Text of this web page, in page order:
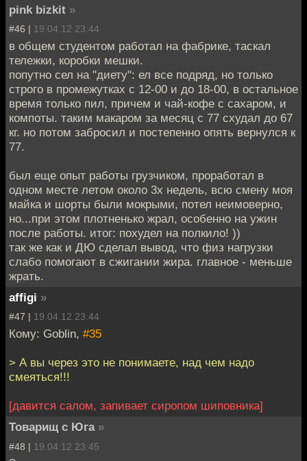
pink bizkit »
#46 | 19.04.12 23:44
в общем студентом работал на фабрике, таскал
тележки, коробки мешки.
попутно сел на "диету": ел все подряд, но только
строго в промежутках с 12-00 и до 18-00, в остальное
время только пил, причем и чай-кофе с сахаром, и
компоты. таким макаром за месяц с 77 схудал до 67
кг. но потом забросил и постепенно опять вернулся к
77.
был еще опыт работы грузчиком, проработал в
одном месте летом около 3х недель, всю смену моя
майка и шорты были мокрыми, потел неимоверно,
но...при этом плотненько жрал, особенно на ужин
после работы. итог: похудел на полкило! ))
так же как и ДЮ сделал вывод, что физ нагрузки
слабо помогают в сжигании жира. главное - меньше
жрать.
affigi »
#47 | 19.04.12 23:44
Кому: Goblin, #35
> А вы через это не понимаете, над чем надо
смеяться!!!
[давится салом, запивает сиропом шиповника]
Товарищ с Юга »
#48 | 19.04.12 23:45